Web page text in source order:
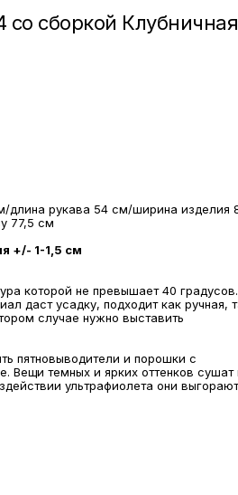
со сборкой Клубничная
длина рукава 54 см/ширина изделия
77,5 см
+/- 1-1,5 см
которой не превышает 40
даст усадку, подходит как ручная,
случае нужно выставить
пятновыводители и порошки с
Вещи темных и ярких оттенков сушат
ультрафиолета они